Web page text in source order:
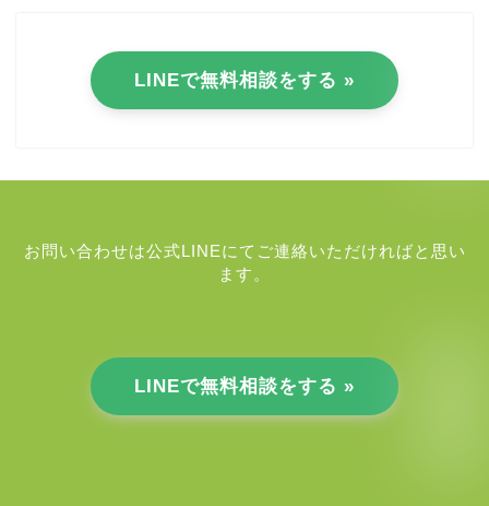
LINEで無料相談をする »
お問い合わせは公式LINEにてご連絡いただければと思い
ます。
LINEで無料相談をする »